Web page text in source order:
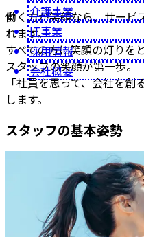
介護事業
IT事業
採用情報
会社概要
働く方が笑顔なら、サービ
れます。
すべての方に笑顔の灯りを
スタッフの笑顔が第一歩。
「社員を思って、会社を
します。
スタッフの基本姿勢